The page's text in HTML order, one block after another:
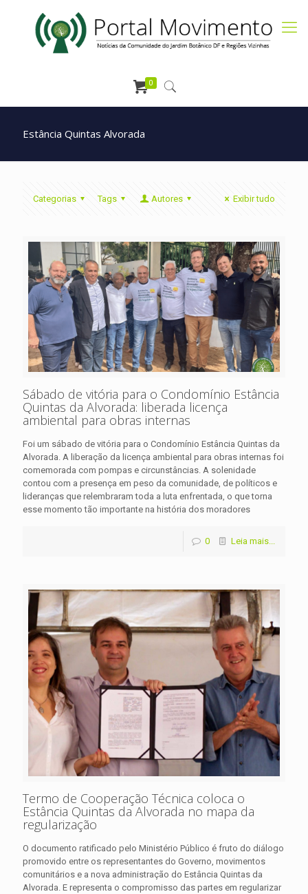
0
Estância Quintas Alvorada
Categorias Tags Autores Exibir tudo
Sábado de vitória para o Condomínio Estância
Quintas da Alvorada: liberada licença
ambiental para obras internas
Foi um sábado de vitória para o Condomínio Estância Quintas da
Alvorada. A liberação da licença ambiental para obras internas foi
comemorada com pompas e circunstâncias. A solenidade
contou com a presença em peso da comunidade, de políticos e
lideranças que relembraram toda a luta enfrentada, o que torna
esse momento tão importante na história dos moradores
0 Leia mais...
Termo de Cooperação Técnica coloca o
Estância Quintas da Alvorada no mapa da
regularização
O documento ratificado pelo Ministério Público é fruto do diálogo
promovido entre os representantes do Governo, movimentos
comunitários e a nova administração do Estância Quintas da
Alvorada. E representa o compromisso das partes em regularizar